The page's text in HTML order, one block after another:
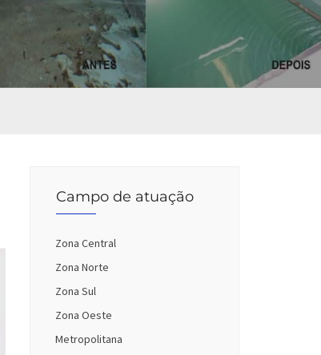
Campo de atuação
Zona Central
Zona Norte
Zona Sul
Zona Oeste
Metropolitana